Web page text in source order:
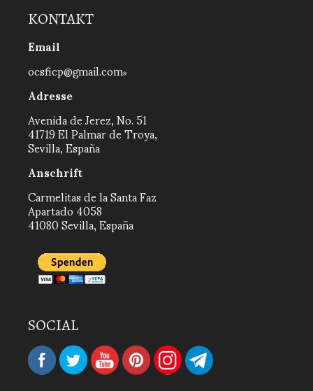
KONTAKT
Email
ocsficp@gmail.com
Adresse
Avenida de Jerez, No. 51
41719 El Palmar de Troya,
Sevilla, España
Anschrift
Carmelitas de la Santa Faz
Apartado 4058
41080 Sevilla, España
SOCIAL